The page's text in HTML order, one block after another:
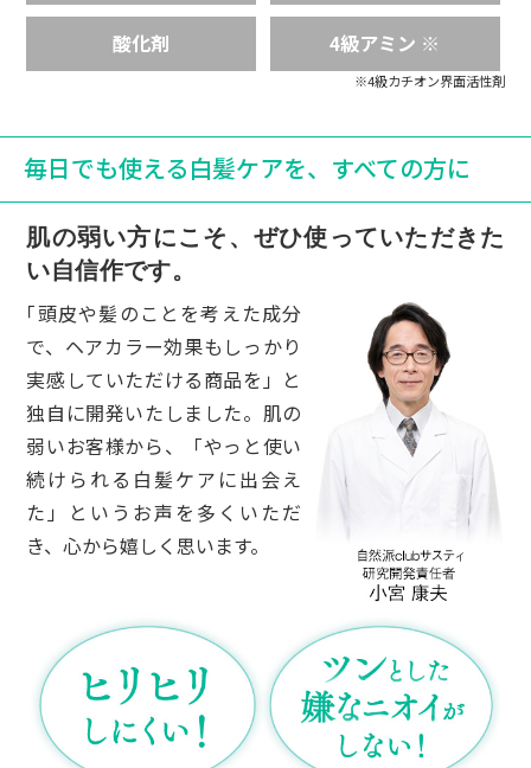
す。
お風呂上がりは、早めにドライヤーで乾かし
白髪が目立たない程度に染まっていて、満足
60代女性
この商品の使用感が気に入り、それからはこ
ちらの商品を使用しています
50代女性
身体にいい毛染めを探して使い始めました。
もう１０年以上使っています。最初は指が染
まりやすかったり、ボトルからクリームを最
後まで出しにくかったり、注文を付けたいこ
ともありましたが、いつのまにか改善されて
いることに気が付きました。使用している人
の声をしっかり反映させてくれている会社の
姿勢が信頼できるなと思っています。
50代女性
酸化剤 4級アミン ※
※4級カチオン界面活性剤
毎日でも使える白髪ケアを、すべての方に
肌の弱い方にこそ、ぜひ使っていただきた
い自信作です。
「頭皮や髪のことを考えた成分
で、ヘアカラー効果もしっかり
実感していただける商品を」と
独自に開発いたしました。肌の
弱いお客様から、「やっと使い
続けられる白髪ケアに出会え
た」というお声を多くいただ
き、心から嬉しく思います。